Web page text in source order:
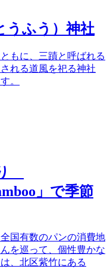
うふう）神社
もに、三蹟と呼ばれる
れる道風を祀る神社
。
」で季節
国有数のパンの消費地
を巡って、個性豊かな
、北区紫竹にある